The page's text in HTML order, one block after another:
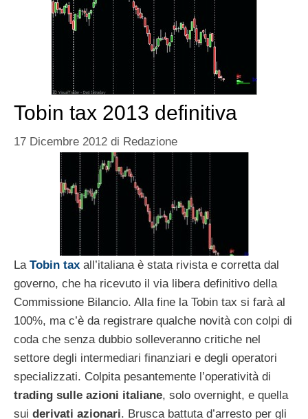
Tobin tax 2013 definitiva
17 Dicembre 2012 di Redazione
La Tobin tax all’italiana è stata rivista e corretta dal
governo, che ha ricevuto il via libera definitivo della
Commissione Bilancio. Alla fine la Tobin tax si farà al
100%, ma c’è da registrare qualche novità con colpi di
coda che senza dubbio solleveranno critiche nel
settore degli intermediari finanziari e degli operatori
specializzati. Colpita pesantemente l’operatività di
trading sulle azioni italiane, solo overnight, e quella
sui derivati azionari. Brusca battuta d’arresto per gli